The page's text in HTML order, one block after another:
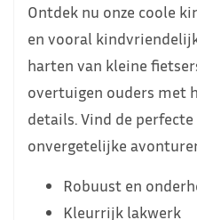
Ontdek nu onze coole
en vooral
harten van kleine
overtuigen ouders met
details. Vind de
onvergetelijke
Robuust en
Kleurrijk lakwerk